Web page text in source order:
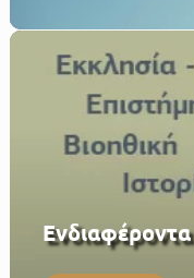
Eνδιαφέροντα